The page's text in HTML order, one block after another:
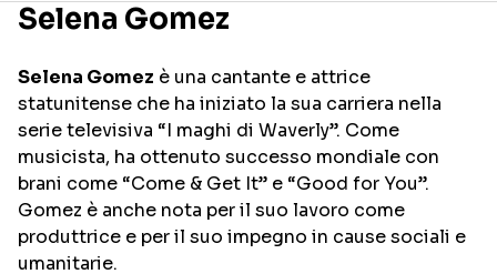
RECENSIONI MUSICALI
GOSSIP E CURIOSITÀ
TESTI CANZONI
TALENT SHOW
Selena Gomez
Selena Gomez è una cantante e attrice
statunitense che ha iniziato la sua carriera nella
serie televisiva “I maghi di Waverly”. Come
musicista, ha ottenuto successo mondiale con
brani come “Come & Get It” e “Good for You”.
Gomez è anche nota per il suo lavoro come
produttrice e per il suo impegno in cause sociali e
umanitarie.